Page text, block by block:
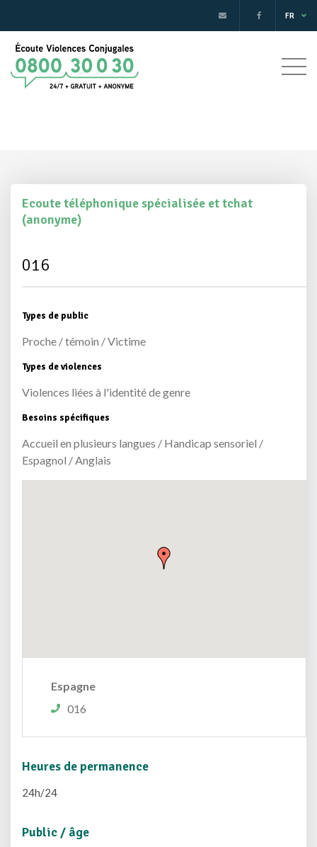
FR
Ecoute téléphonique spécialisée et tchat
(anonyme)
016
Types de public
Proche / témoin / Victime
Types de violences
Violences liées à l'identité de genre
Besoins spécifiques
Accueil en plusieurs langues / Handicap sensoriel /
Espagnol / Anglais
Espagne
016
Heures de permanence
24h/24
Public / âge